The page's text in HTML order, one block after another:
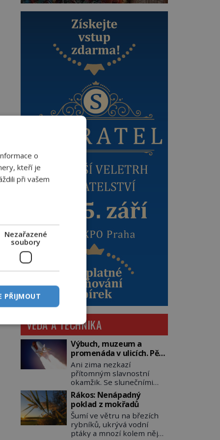
VĚDA A TECHNIKA
Výbuch, muzeum a
promenáda v ulicích. Pět
osudů nejslavnějších
raketoplánů
Ani zima nezkazí
přítomným slavnostní
okamžik. Se slunečními
brýlemi hledí na startující
raketu, která má do
vesmíru vynést kromě
posádky také obyčejnou
učitelku. Po několika
sekundách všem ztuhnou
Rákos: Nenápadný
poklad z mokřadů
Šumí ve větru na březích
rybníků, ukrývá vodní
ptáky a mnozí kolem něj
o
kteří je
při vašem
Nezařazené
soubory
PŘIJMOUT